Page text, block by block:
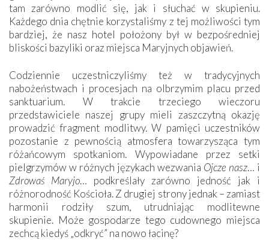
tam zarówno modlić się, jak i słuchać w skupieniu.
Każdego dnia chętnie korzystaliśmy z tej możliwości tym
bardziej, że nasz hotel położony był w bezpośredniej
bliskości bazyliki oraz miejsca Maryjnych objawień.
Codziennie uczestniczyliśmy też w tradycyjnych
nabożeństwach i procesjach na olbrzymim placu przed
sanktuarium. W trakcie trzeciego wieczoru
przedstawiciele naszej grupy mieli zaszczytną okazję
prowadzić fragment modlitwy. W pamięci uczestników
pozostanie z pewnością atmosfera towarzysząca tym
różańcowym spotkaniom. Wypowiadane przez setki
pielgrzymów w różnych językach wezwania Ojcze nasz… i
Zdrowaś Maryjo… podkreślały zarówno jedność jak i
różnorodność Kościoła. Z drugiej strony jednak – zamiast
harmonii rodziły szum, utrudniając modlitewne
skupienie. Może gospodarze tego cudownego miejsca
zechcą kiedyś „odkryć” na nowo łacinę?